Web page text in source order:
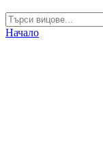
Начало